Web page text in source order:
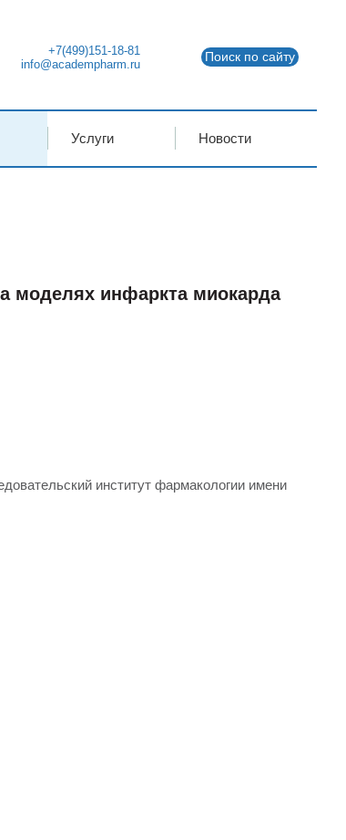
+7(499)151-18-81
info@academpharm.ru
Поиск по сайту
Услуги Новости
моделях инфаркта миокарда
институт фармакологии имени